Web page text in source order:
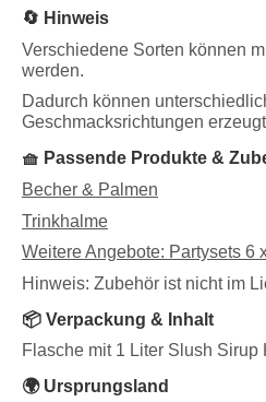
🔄 Hinweis
Verschiedene Sorten können
werden.
Dadurch können
Geschmacksrichtungen
🧺 Passende Produkte &
Becher & Palmen
Trinkhalme
Weitere Angebote: Partysets 6
Hinweis: Zubehör ist nicht im
📦 Verpackung & Inhalt
Flasche mit 1 Liter Slush Sirup
🌍 Ursprungsland